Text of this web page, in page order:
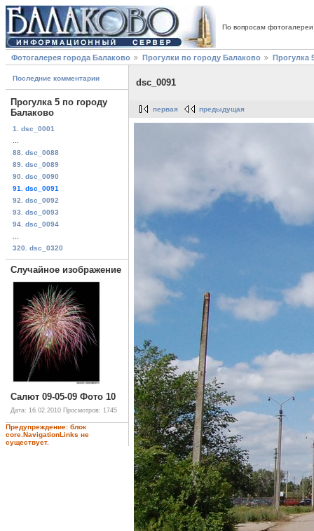
По вопросам
Фотогалерея города Балаково Прогулки по городу Балаково Прогулка
Последние комментарии
Прогулка 5 по городу
Балаково
1. dsc_0001
88. dsc_0088
89. dsc_0089
90. dsc_0090
91. dsc_0091
92. dsc_0092
93. dsc_0093
94. dsc_0094
320. dsc_0320
Случайное изображение
Салют 09-05-09 Фото 10
Дата: 16.02.2010 Просмотров: 1745
Предупреждение: блок
core.NavigationLinks не
существует.
dsc_0091
первая предыдущая